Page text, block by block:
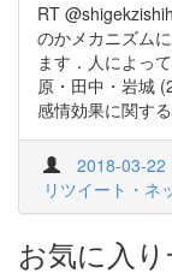
RT
のかメカニズム
ます．人によっ
原・田中・岩城
感情効果に関す
2018-03-22
リツイート・ネ
お気に入り